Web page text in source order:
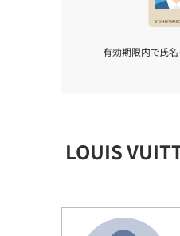
有効期限内で氏名
LOUIS